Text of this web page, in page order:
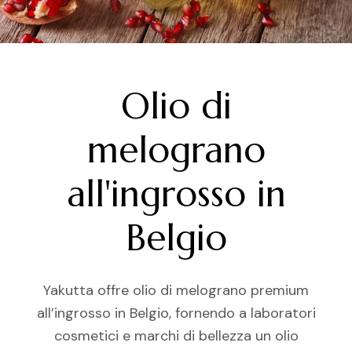
Olio di
melograno
all'ingrosso in
Belgio
Yakutta offre olio di melograno premium
all’ingrosso in Belgio, fornendo a laboratori
cosmetici e marchi di bellezza un olio